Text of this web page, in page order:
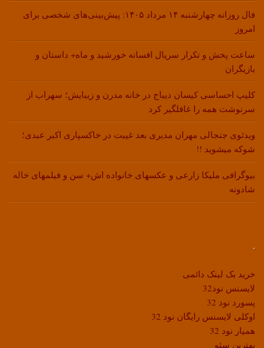
فال روزانه چهارشنبه ۱۴ مرداد ۱۴۰۵: پیش‌بینی‌های شخصی برای
امروز
ساعت پخش و تکرار سریال افسانه خورشید و ماه+ داستان و
بازیگران
کلیپ احساسی کیسان دیباج در خانه مدرن و زیبایش؛ سهراب از
سرنوشت همه را غافلگیر کرد
ویدئوی جنجالی مهران مدیری بعد غیبت در خاکسپاری اکبر عبدی؛
شوکه میشوید !!
بیوگرافی ملیکا زارعی و عکسهای خانواده اش+ سن و فیلمهای خاله
شادونه
.
خرید بک لینک دائمی
لایسنس نود32
پسورد نود 32
اوکلی لایسنس رایگان نود 32
همیار نود 32
بهترین سئو